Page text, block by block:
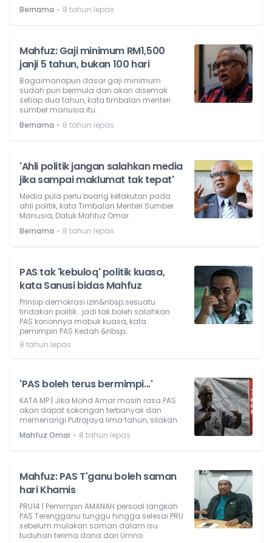
Bernama ⋅ 8 tahun lepas
Mahfuz: Gaji minimum RM1,500
janji 5 tahun, bukan 100 hari
Bagaimanapun dasar gaji minimum
sudah pun bermula dan akan disemak
setiap dua tahun, kata timbalan menteri
sumber manusia itu.
Bernama ⋅ 8 tahun lepas
'Ahli politik jangan salahkan media
jika sampai maklumat tak tepat'
Media pula perlu buang ketakutan pada
ahli politik, kata Timbalan Menteri Sumber
Manusia, Datuk Mahfuz Omar.
Bernama ⋅ 8 tahun lepas
PAS tak 'kebuloq' politik kuasa,
kata Sanusi bidas Mahfuz
Prinsip demokrasi izin&nbsp;sesuatu
tindakan politik...jadi tak boleh salahkan
PAS kononnya mabuk kuasa, kata
pemimpin PAS Kedah.&nbsp;
8 tahun lepas
'PAS boleh terus bermimpi...'
KATA MP | Jika Mohd Amar masih rasa PAS
akan dapat sokongan terbanyak dan
memenangi Putrajaya lima tahun, silakan.
Mahfuz Omar ⋅ 8 tahun lepas
Mahfuz: PAS T'ganu boleh saman
hari Khamis
PRU14 | Pemimpin AMANAH persoal langkah
PAS Terengganu tunggu hingga selesai PRU
sebelum mulakan saman dalam isu
tuduhan terima dana dari Umno.